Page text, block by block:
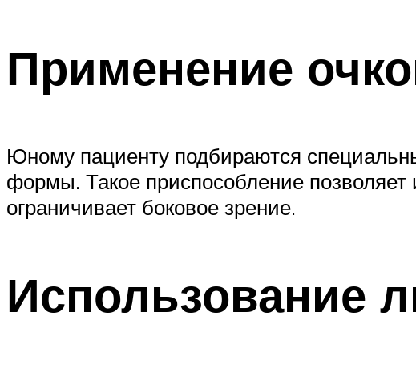
Применение
Юному пациенту подбираются
формы. Такое приспособление
ограничивает боковое зрение.
Использование